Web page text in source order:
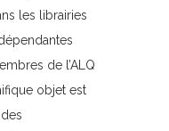
les librairies
de l’ALQ
objet est